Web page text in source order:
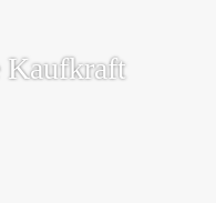
Kaufkraft